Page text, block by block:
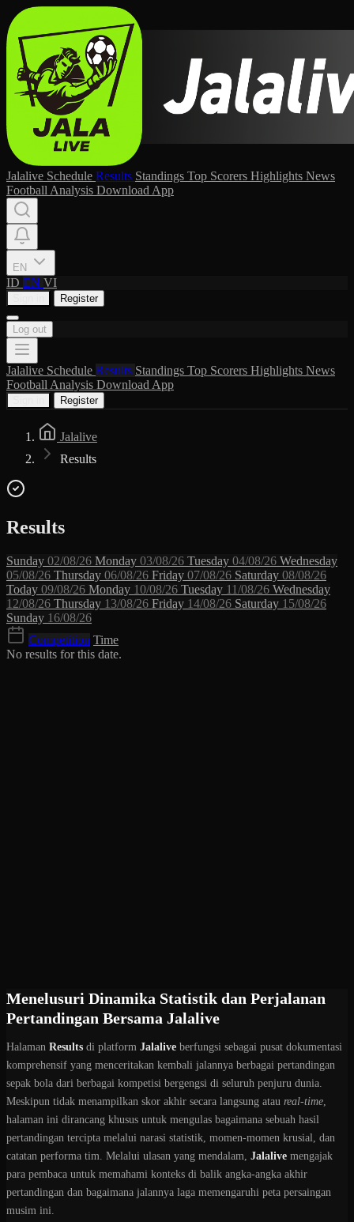
Jalalive Schedule Results Standings Top Scorers Highlights News
Football Analysis Download App
EN
ID EN VI
Register
Log out
Jalalive Schedule Results Standings Top Scorers Highlights News
Football Analysis Download App
Register
Jalalive
Results
Results
Sunday 02/08/26 Monday 03/08/26 Tuesday 04/08/26 Wednesday
05/08/26 Thursday 06/08/26 Friday 07/08/26 Saturday 08/08/26
Today 09/08/26 Monday 10/08/26 Tuesday 11/08/26 Wednesday
12/08/26 Thursday 13/08/26 Friday 14/08/26 Saturday 15/08/26
Sunday 16/08/26
Competition Time
No results for this date.
Menelusuri Dinamika Statistik dan Perjalanan
Pertandingan Bersama Jalalive
Halaman Results di platform Jalalive berfungsi sebagai pusat dokumentasi
komprehensif yang menceritakan kembali jalannya berbagai pertandingan
sepak bola dari berbagai kompetisi bergengsi di seluruh penjuru dunia.
Meskipun tidak menampilkan skor akhir secara langsung atau real-time
halaman ini dirancang khusus untuk mengulas bagaimana sebuah hasil
pertandingan tercipta melalui narasi statistik, momen-momen krusial, dan
catatan performa tim. Melalui ulasan yang mendalam, Jalalive mengajak
para pembaca untuk memahami konteks di balik angka-angka akhir
pertandingan dan bagaimana jalannya laga memengaruhi peta persaingan
musim ini.